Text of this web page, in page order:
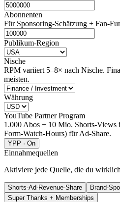
Abonnenten
Für Sponsoring-Schätzung + Fan-
Publikum-Region
Nische
RPM variiert 5–8× nach Nische.
meisten.
Währung
YouTube Partner Program
1.000 Abos + 10 Mio. Shorts-Views
Form-Watch-Hours) für Ad-Share.
YPP · On
Einnahmequellen
Aktiviere jede Quelle, die du
Shorts-Ad-Revenue-Share Brand-
Super Thanks + Memberships